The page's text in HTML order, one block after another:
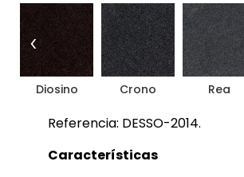
Diosino Crono Rea
‹
Referencia: DESSO-2014.
Características